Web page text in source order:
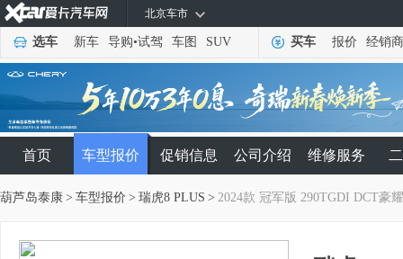
北京车市
选车 新车 导购•试驾 车图 SUV 买车 报价 经销商
首页 车型报价 促销信息 公司介绍 维修服务
葫芦岛泰康 > 车型报价 > 瑞虎8 PLUS > 2024款 冠军版 290TGDI DCT豪